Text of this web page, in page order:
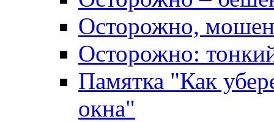
Осторожно,
Осторожно:
Памятка "Как
окна"